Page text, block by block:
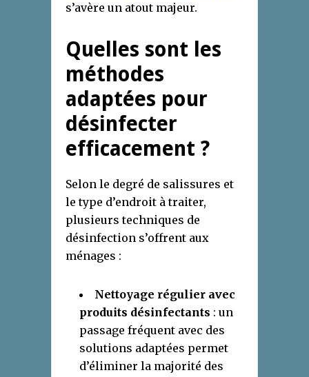
s’avère un atout majeur.
Quelles sont les
méthodes
adaptées pour
désinfecter
efficacement ?
Selon le degré de salissures et
le type d’endroit à traiter,
plusieurs techniques de
désinfection s’offrent aux
ménages :
Nettoyage régulier avec
produits désinfectants : un
passage fréquent avec des
solutions adaptées permet
d’éliminer la majorité des